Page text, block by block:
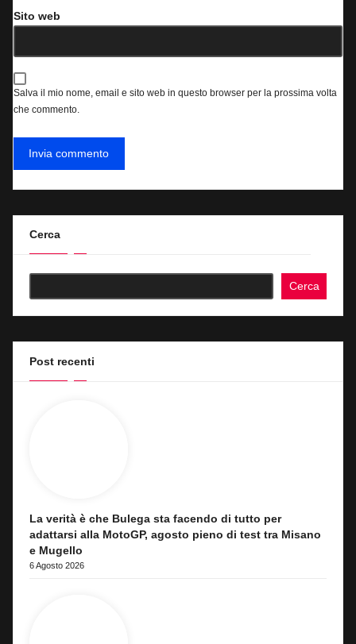
Sito web
Salva il mio nome, email e sito web in questo browser per la prossima volta
che commento.
Cerca
Cerca
Post recenti
La verità è che Bulega sta facendo di tutto per
adattarsi alla MotoGP, agosto pieno di test tra Misano
e Mugello
6 Agosto 2026